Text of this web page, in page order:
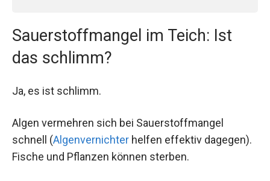
Sauerstoffmangel im Teich: Ist
das schlimm?
Ja, es ist schlimm.
Algen vermehren sich bei Sauerstoffmangel
schnell (Algenvernichter helfen effektiv dagegen).
Fische und Pflanzen können sterben.